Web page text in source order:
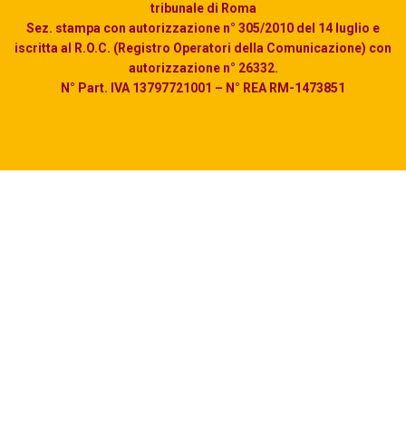
tribunale di Roma
Sez. stampa con autorizzazione n° 305/2010 del 14 luglio e
iscritta al R.O.C. (Registro Operatori della Comunicazione) con
autorizzazione n° 26332.
N° Part. IVA 13797721001 – N° REA RM-1473851